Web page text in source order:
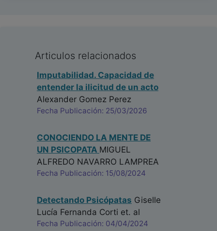
Articulos relacionados
Imputabilidad. Capacidad de
entender la ilicitud de un acto
Alexander Gomez Perez
Fecha Publicación: 25/03/2026
CONOCIENDO LA MENTE DE
UN PSICOPATA MIGUEL
ALFREDO NAVARRO LAMPREA
Fecha Publicación: 15/08/2024
Detectando Psicópatas Giselle
Lucía Fernanda Corti et. al
Fecha Publicación: 04/04/2024